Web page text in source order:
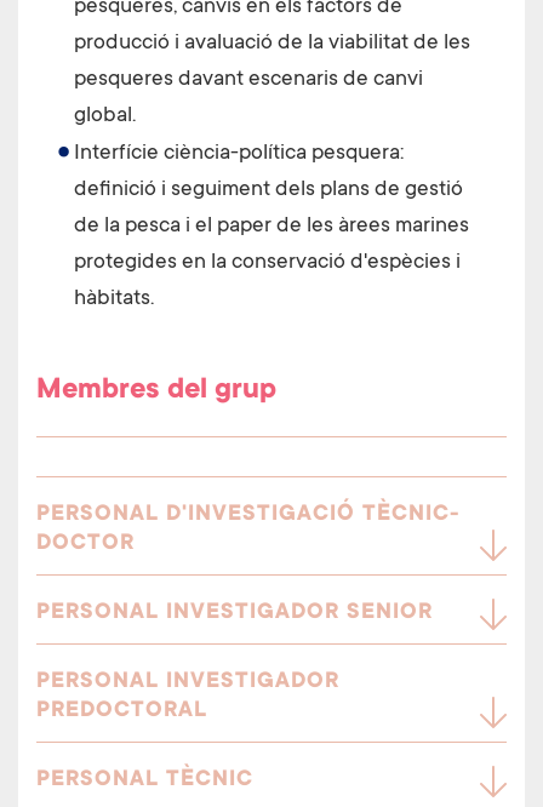
pesqueres, canvis en els factors de
producció i avaluació de la viabilitat de les
pesqueres davant escenaris de canvi
global.
Interfície ciència-política pesquera:
definició i seguiment dels plans de gestió
de la pesca i el paper de les àrees marines
protegides en la conservació d'espècies i
hàbitats.
Membres del grup
PERSONAL D'INVESTIGACIÓ TÈCNIC-
DOCTOR
PERSONAL INVESTIGADOR SENIOR
PERSONAL INVESTIGADOR
PREDOCTORAL
PERSONAL TÈCNIC